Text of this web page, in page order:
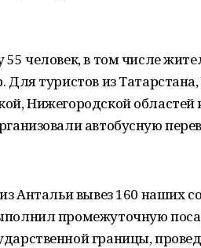
55 человек, в том числе
Для туристов из
Нижегородской
автобусную
из Антальи вывез 160 наших
промежуточную
границы,